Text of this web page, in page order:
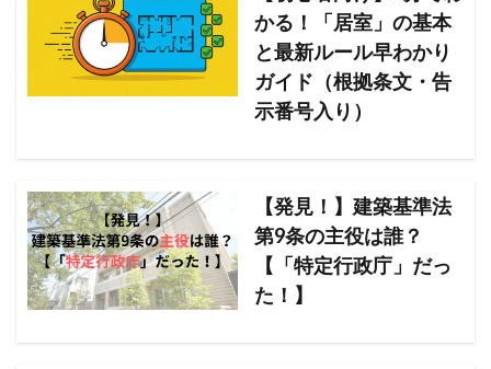
かる！「居室」の基本
と最新ルール早わかり
ガイド（根拠条文・告
示番号入り）
【発見！】建築基準法
第9条の主役は誰？
【「特定行政庁」だっ
た！】